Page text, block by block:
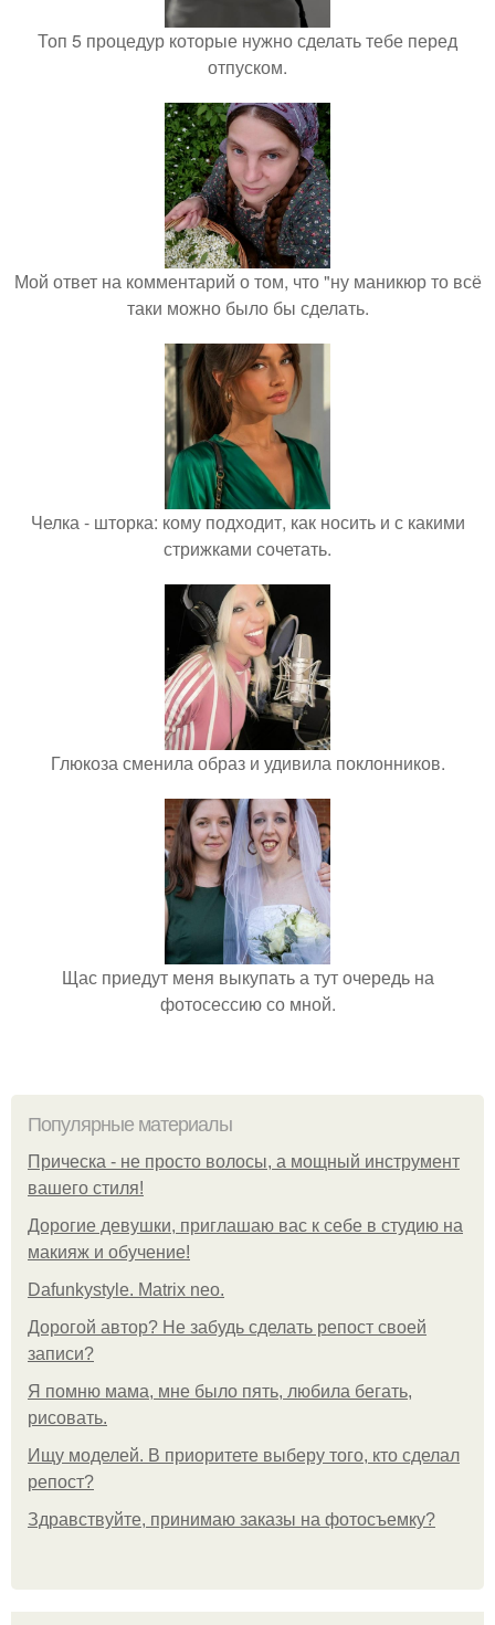
Топ 5 процедур которые нужно сделать тебе перед
отпуском.
Мой ответ на комментарий о том, что "ну маникюр то всё
таки можно было бы сделать.
Челка - шторка: кому подходит, как носить и с какими
стрижками сочетать.
Глюкоза сменила образ и удивила поклонников.
Щас приедут меня выкупать а тут очередь на
фотосессию со мной.
Популярные материалы
Прическа - не просто волосы, а мощный инструмент
вашего стиля!
Дорогие девушки, приглашаю вас к себе в студию на
макияж и обучение!
Dafunkystyle. Matrix neo.
Дорогой автор? Не забудь сделать репост своей
записи?
Я помню мама, мне было пять, любила бегать,
рисовать.
Ищу моделей. В приоритете выберу того, кто сделал
репост?
Здравствуйте, принимаю заказы на фотосъемку?